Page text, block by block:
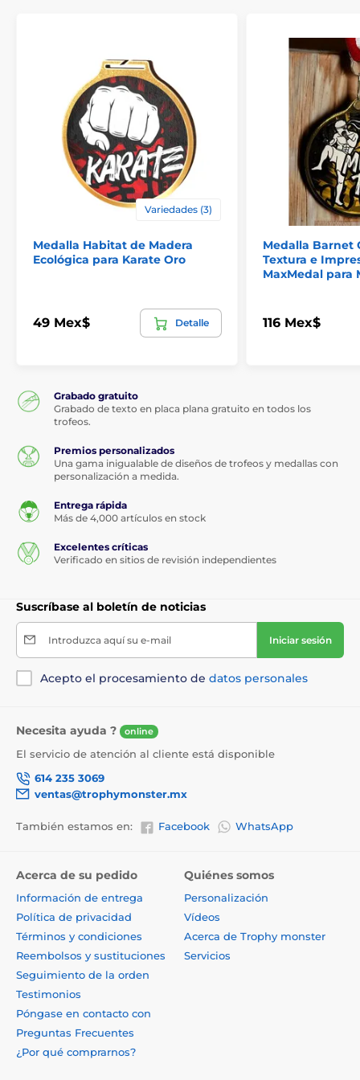
El producto aparece en las categorías
Medallas de artes marciales
Variedades (3)
Medalla Habitat de Madera
Ecológica para Karate Oro
49 Mex$ Detalle
Medalla Barnet
Textura e
MaxMedal para
116 Mex$
Grabado gratuito
Grabado de texto en placa plana gratuito en todos los
trofeos.
Premios personalizados
Una gama inigualable de diseños de trofeos y medallas con
personalización a medida.
Entrega rápida
Más de 4,000 artículos en stock
Excelentes críticas
Verificado en sitios de revisión independientes
Suscríbase al boletín de noticias
Introduzca aquí su e-mail Iniciar sesión
Acepto el procesamiento de datos personales
Necesita ayuda ? online
El servicio de atención al cliente está disponible
614 235 3069
ventas@trophymonster.mx
También estamos en: Facebook WhatsApp
Acerca de su pedido
Información de entrega
Política de privacidad
Términos y condiciones
Reembolsos y sustituciones
Seguimiento de la orden
Testimonios
Póngase en contacto con
Preguntas Frecuentes
¿Por qué comprarnos?
Quiénes somos
Personalización
Vídeos
Acerca de Trophy monster
Servicios